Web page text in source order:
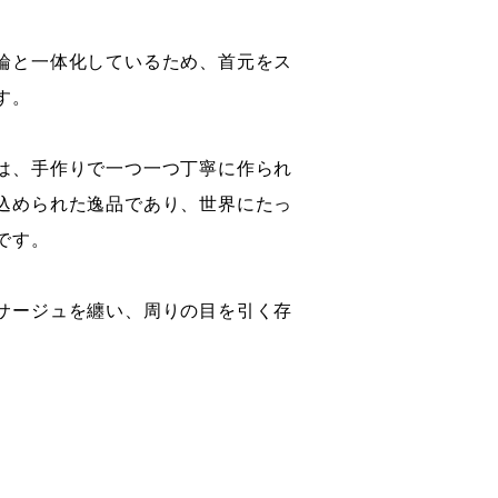
と一体化しているため、首元をス
、手作りで一つ一つ丁寧に作られ
められた逸品であり、世界にたっ
。
ージュを纏い、周りの目を引く存